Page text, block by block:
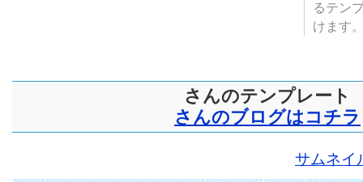
るテン
けます
さんのテンプレート
さんのブログはコチラ
サムネイ